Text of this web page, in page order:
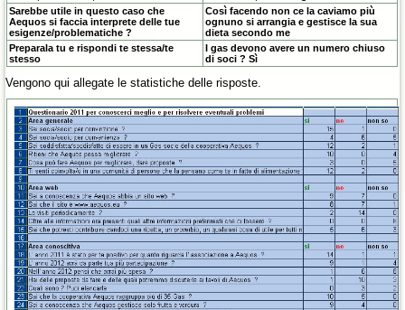
Sarebbe utile in questo caso che
Aequos si faccia interprete delle tue
esigenze/problematiche ?
Così facendo non ce la caviamo più
ognuno si arrangia e gestisce la sua
dieta secondo me
Preparala tu e rispondi te stessa/te
stesso
I gas devono avere un numero chiuso
di soci ? Sì
Vengono qui allegate le statistiche delle risposte.